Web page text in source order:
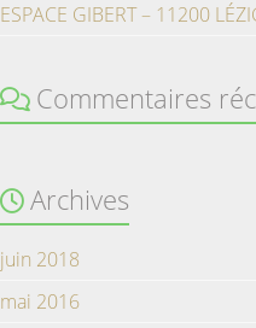
ESPACE GIBERT – 11200
Commentaires
Archives
juin 2018
mai 2016